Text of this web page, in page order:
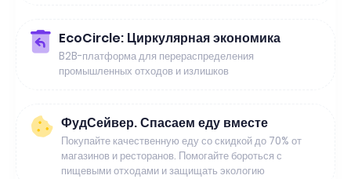
EcoCircle: Циркулярная экономика
B2B-платформа для перераспределения
промышленных отходов и излишков
ФудСейвер. Спасаем еду вместе
Покупайте качественную еду со скидкой до 70% от
магазинов и ресторанов. Помогайте бороться с
пищевыми отходами и защищать экологию